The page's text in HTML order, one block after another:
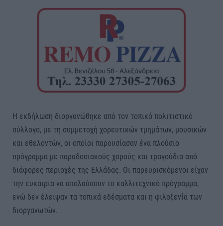
Η εκδήλωση διοργανώθηκε από τον τοπικό πολιτιστικό
σύλλογο, με τη συμμετοχή χορευτικών τμημάτων, μουσικών
και εθελοντών, οι οποίοι παρουσίασαν ένα πλούσιο
πρόγραμμα με παραδοσιακούς χορούς και τραγούδια από
διάφορες περιοχές της Ελλάδας. Οι παρευρισκόμενοι είχαν
την ευκαιρία να απολαύσουν το καλλιτεχνικό πρόγραμμα,
ενώ δεν έλειψαν τα τοπικά εδέσματα και η φιλοξενία των
διοργανωτών.